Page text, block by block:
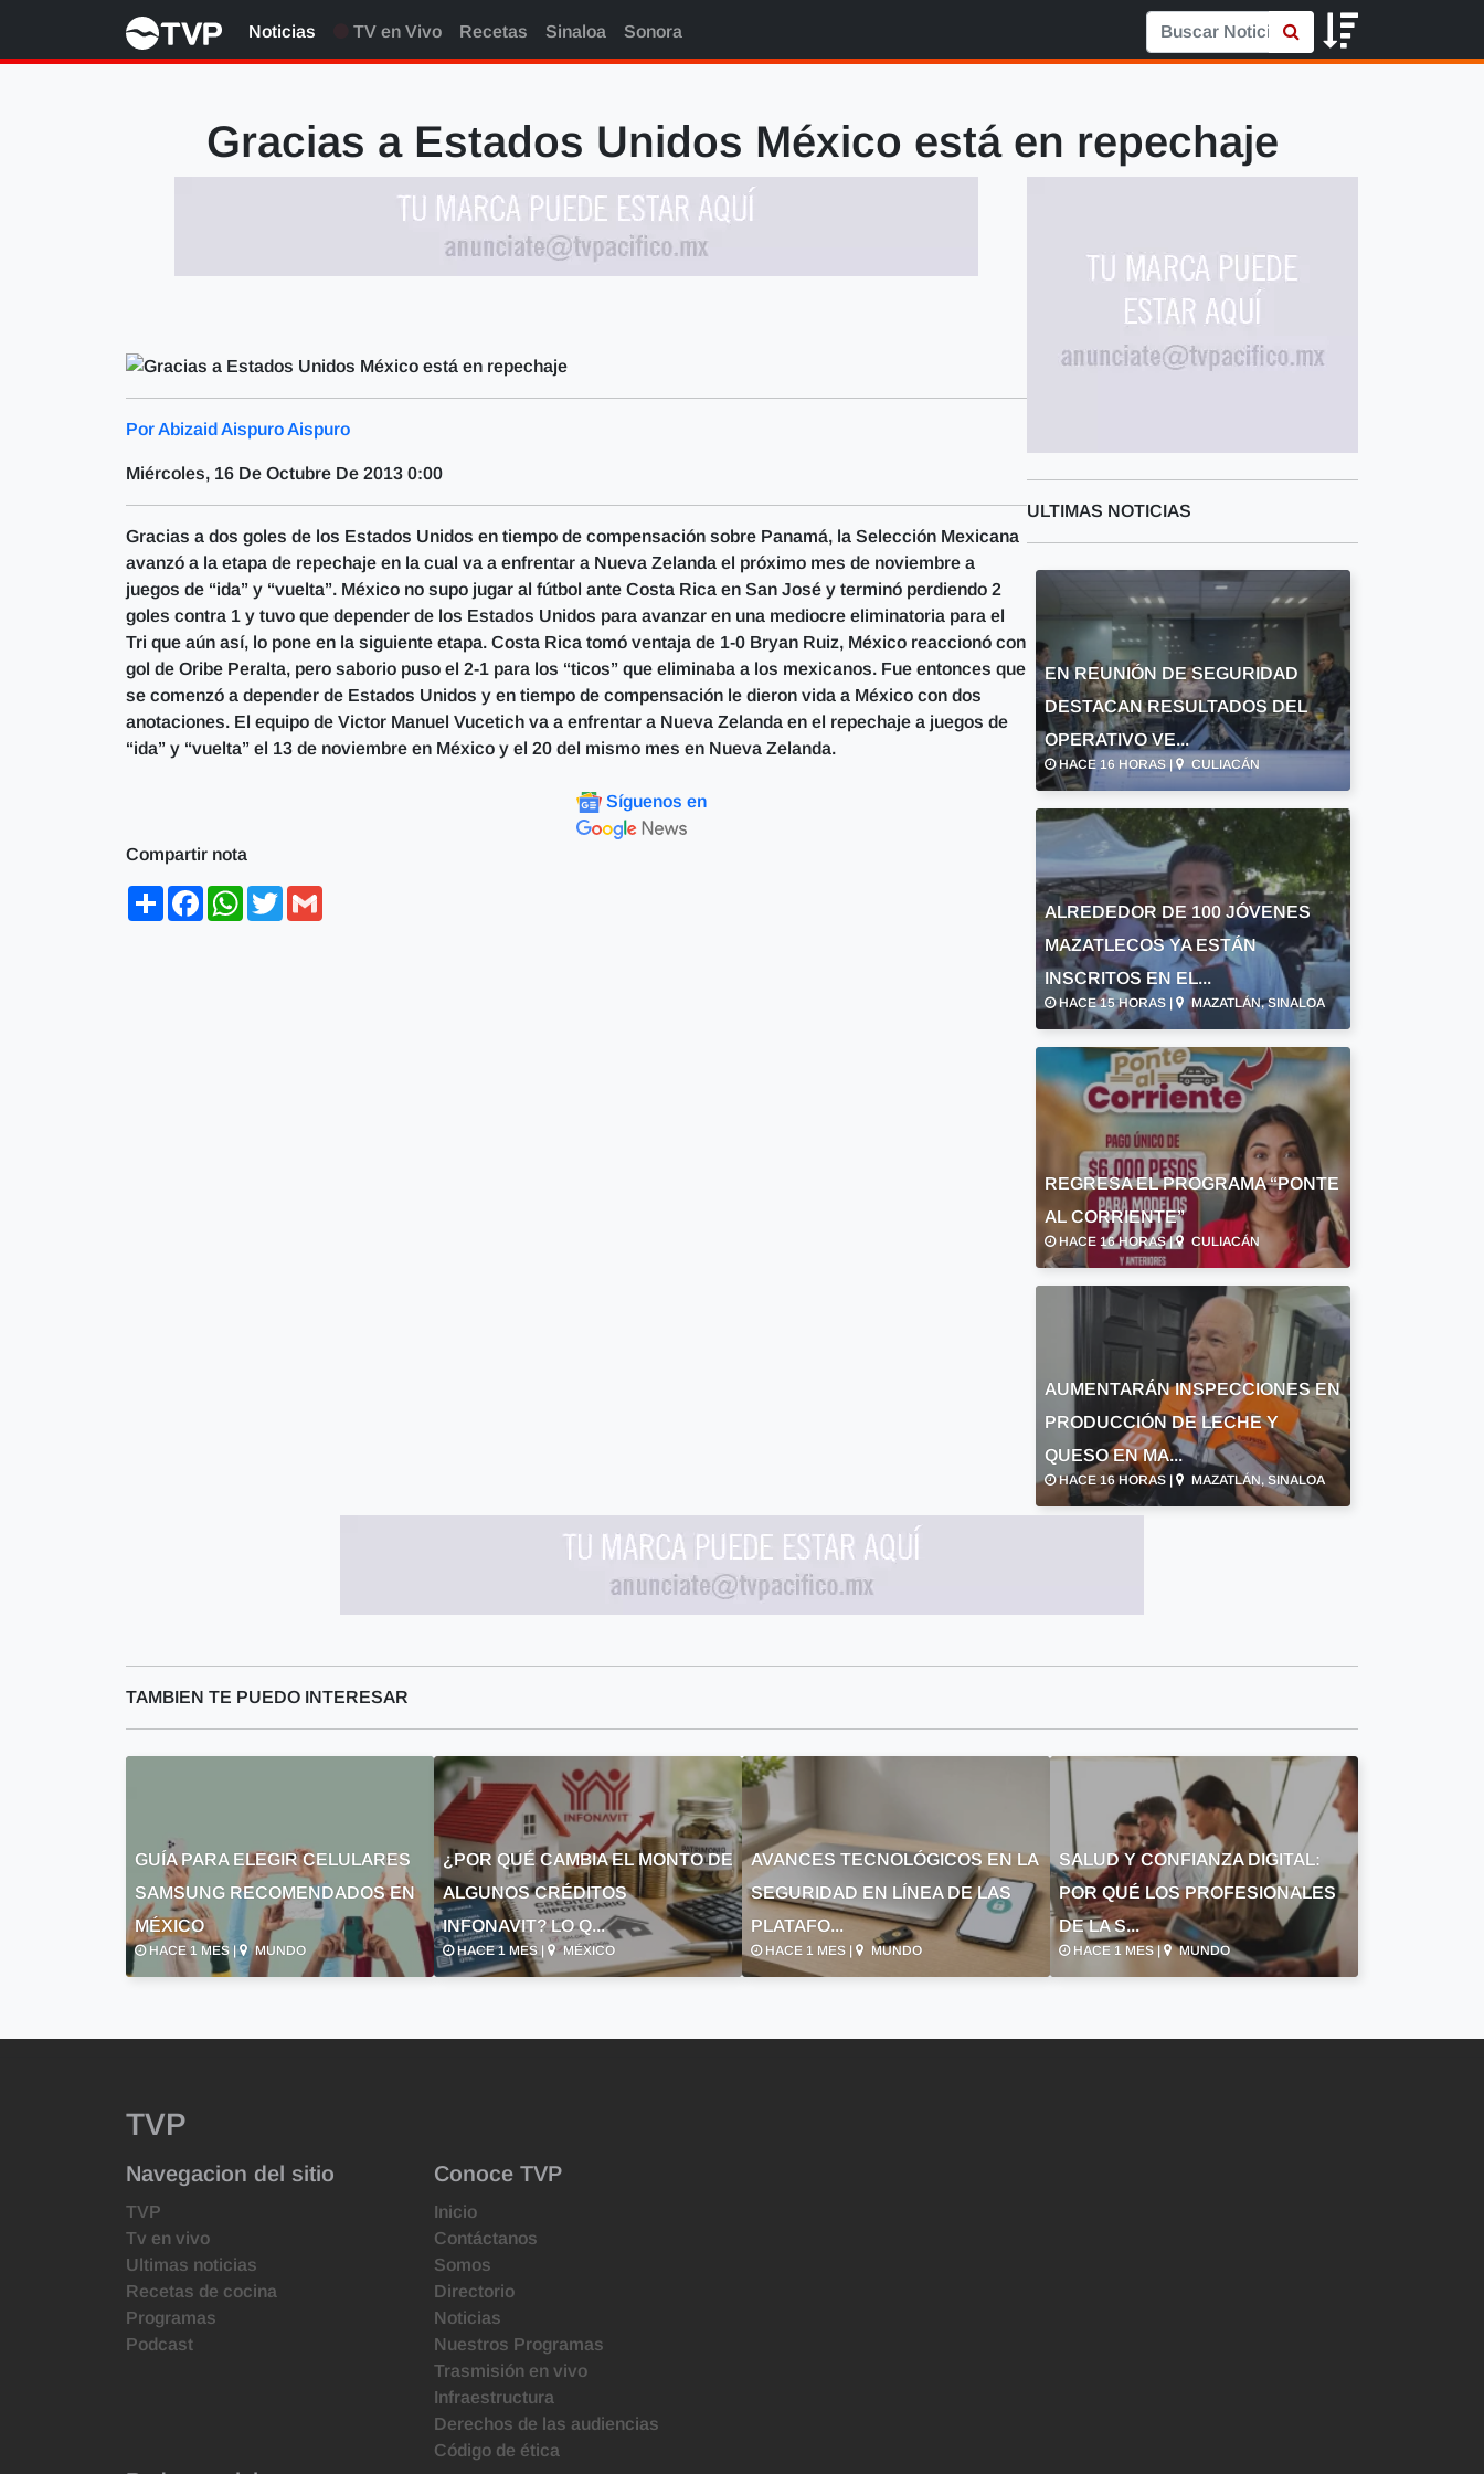
Noticias TV en Vivo Recetas Sinaloa Sonora
Gracias a Estados Unidos México está en repechaje
Por Abizaid Aispuro Aispuro
Miércoles, 16 De Octubre De 2013 0:00
Gracias a dos goles de los Estados Unidos en tiempo de compensación sobre Panamá, la Selección Mexicana
avanzó a la etapa de repechaje en la cual va a enfrentar a Nueva Zelanda el próximo mes de noviembre a
juegos de “ida” y “vuelta”. México no supo jugar al fútbol ante Costa Rica en San José y terminó perdiendo 2
goles contra 1 y tuvo que depender de los Estados Unidos para avanzar en una mediocre eliminatoria para el
Tri que aún así, lo pone en la siguiente etapa. Costa Rica tomó ventaja de 1-0 Bryan Ruiz, México reaccionó con
gol de Oribe Peralta, pero saborio puso el 2-1 para los “ticos” que eliminaba a los mexicanos. Fue entonces que
se comenzó a depender de Estados Unidos y en tiempo de compensación le dieron vida a México con dos
anotaciones. El equipo de Victor Manuel Vucetich va a enfrentar a Nueva Zelanda en el repechaje a juegos de
“ida” y “vuelta” el 13 de noviembre en México y el 20 del mismo mes en Nueva Zelanda.
Síguenos en
Compartir nota
ShareFacebookWhatsApp
Twitter
ULTIMAS NOTICIAS
EN REUNIÓN DE SEGURIDAD
DESTACAN RESULTADOS DEL
OPERATIVO VE...
HACE 16 HORAS | CULIACÁN
ALREDEDOR DE 100 JÓVENES
MAZATLECOS YA ESTÁN
INSCRITOS EN EL...
HACE 15 HORAS | MAZATLÁN, SINALOA
REGRESA EL PROGRAMA “PONTE
AL CORRIENTE”
HACE 16 HORAS | CULIACÁN
AUMENTARÁN INSPECCIONES EN
PRODUCCIÓN DE LECHE Y
QUESO EN MA...
HACE 16 HORAS | MAZATLÁN, SINALOA
TAMBIEN TE PUEDO INTERESAR
GUÍA PARA ELEGIR CELULARES
SAMSUNG RECOMENDADOS EN
MÉXICO
HACE 1 MES | MUNDO
¿POR QUÉ CAMBIA EL MONTO DE
ALGUNOS CRÉDITOS
INFONAVIT? LO Q...
HACE 1 MES | MÉXICO
AVANCES TECNOLÓGICOS EN LA
SEGURIDAD EN LÍNEA DE LAS
PLATAFO...
HACE 1 MES | MUNDO
SALUD Y CONFIANZA DIGITAL:
POR QUÉ LOS PROFESIONALES
DE LA S...
HACE 1 MES | MUNDO
TVP
Navegacion del sitio
TVP
Tv en vivo
Ultimas noticias
Recetas de cocina
Programas
Podcast
Conoce TVP
Inicio
Contáctanos
Somos
Directorio
Noticias
Nuestros Programas
Trasmisión en vivo
Infraestructura
Derechos de las audiencias
Código de ética